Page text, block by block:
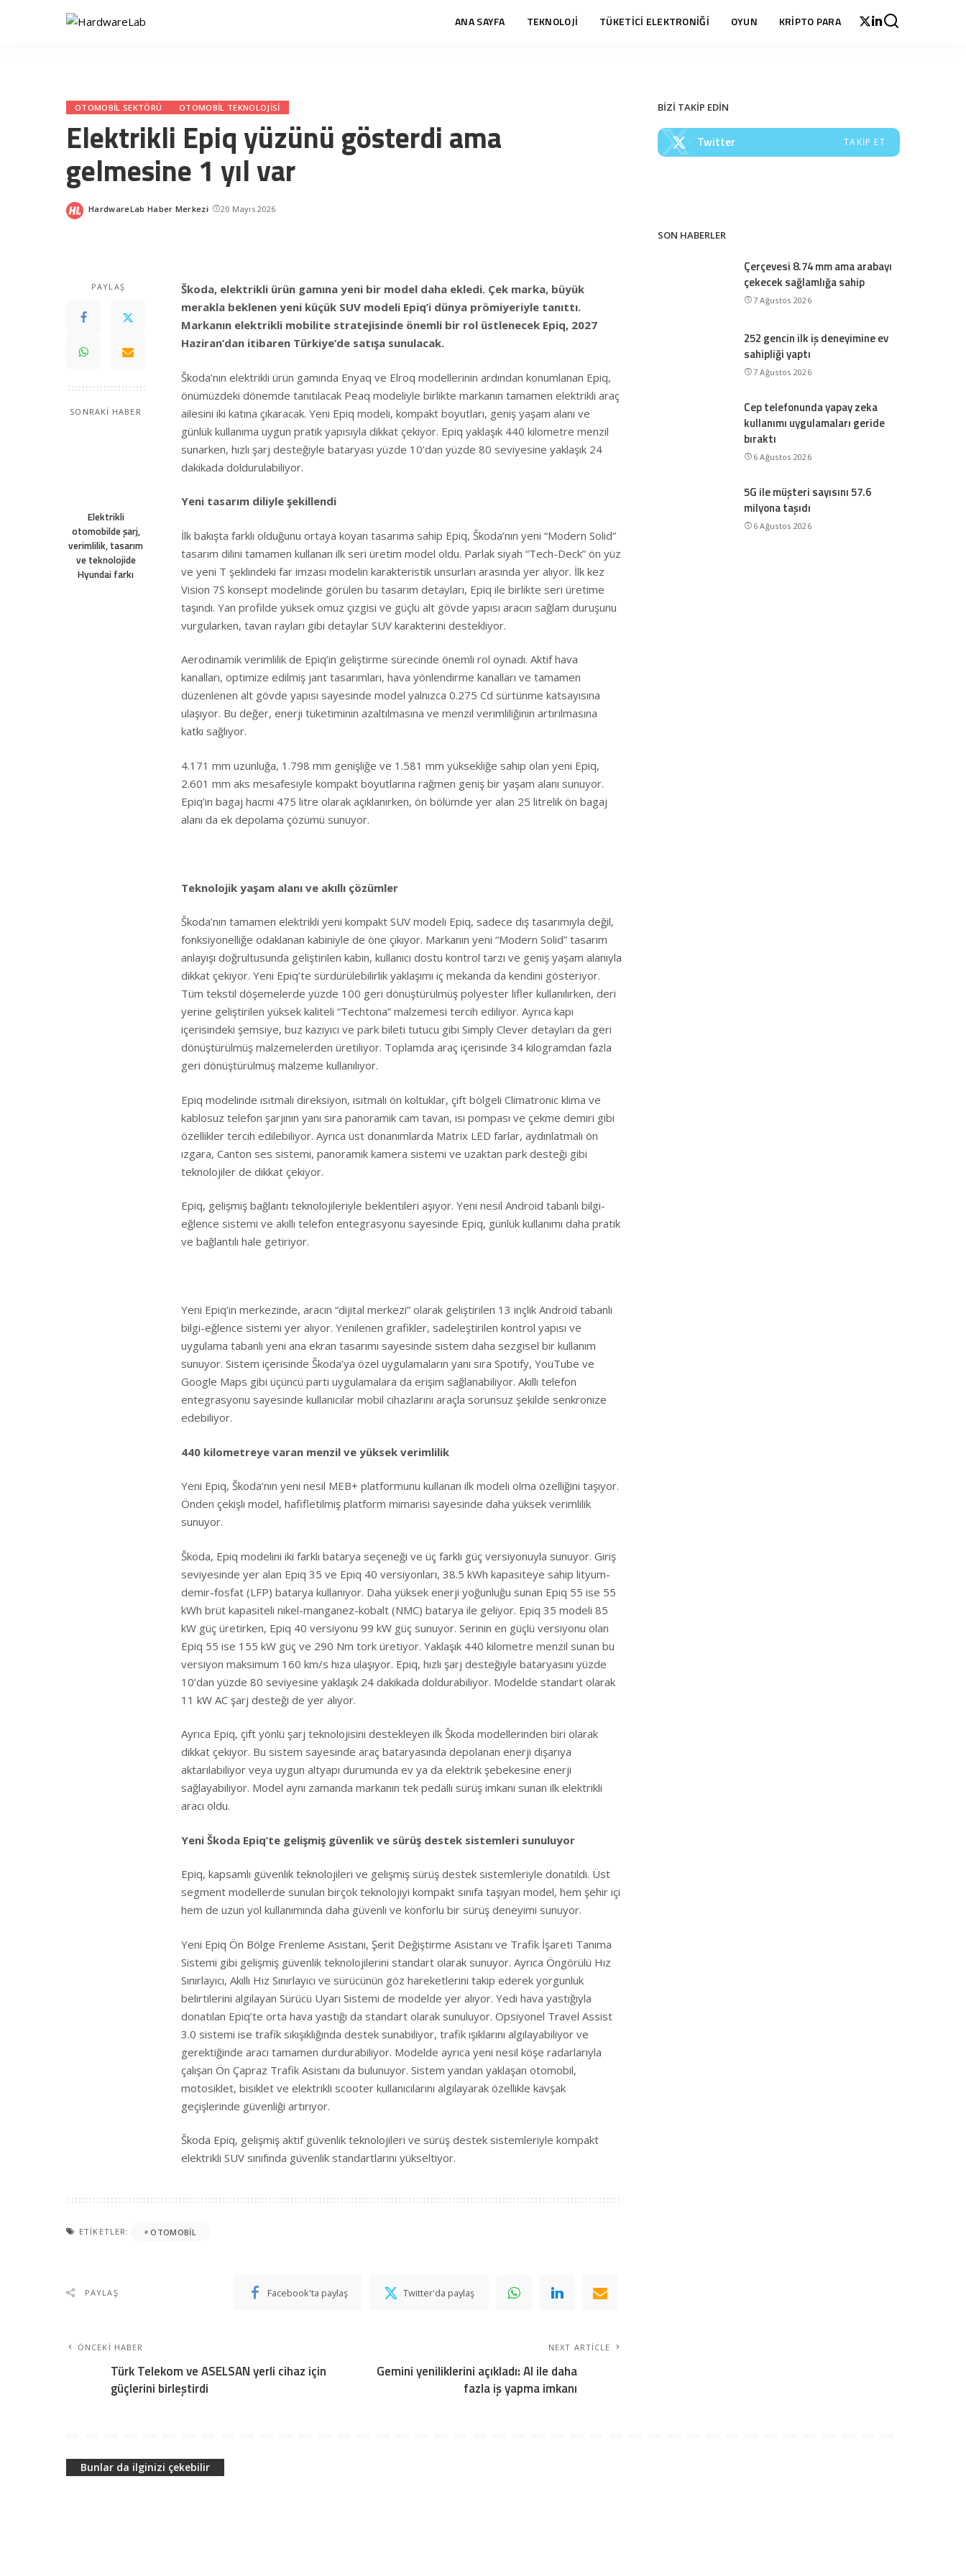
ANA SAYFA TEKNOLOJİ TÜKETİCİ ELEKTRONİĞİ OYUN KRİPTO PARA
OTOMOBIL SEKTÖRÜ OTOMOBIL TEKNOLOJISI
Elektrikli Epiq yüzünü gösterdi ama
gelmesine 1 yıl var
Posted
HardwareLab Haber Merkezi 20 Mayıs 2026
PAYLAŞ
SONRAKİ HABER
Elektrikli
otomobilde şarj,
verimlilik, tasarım
ve teknolojide
Hyundai farkı
Škoda, elektrikli ürün gamına yeni bir model daha ekledi. Çek marka, büyük
merakla beklenen yeni küçük SUV modeli Epiq’i dünya prömiyeriyle tanıttı.
Markanın elektrikli mobilite stratejisinde önemli bir rol üstlenecek Epiq, 2027
Haziran’dan itibaren Türkiye’de satışa sunulacak.
Škoda’nın elektrikli ürün gamında Enyaq ve Elroq modellerinin ardından konumlanan Epiq,
önümüzdeki dönemde tanıtılacak Peaq modeliyle birlikte markanın tamamen elektrikli araç
ailesini iki katına çıkaracak. Yeni Epiq modeli, kompakt boyutları, geniş yaşam alanı ve
günlük kullanıma uygun pratik yapısıyla dikkat çekiyor. Epiq yaklaşık 440 kilometre menzil
sunarken, hızlı şarj desteğiyle bataryası yüzde 10’dan yüzde 80 seviyesine yaklaşık 24
dakikada doldurulabiliyor.
Yeni tasarım diliyle şekillendi
İlk bakışta farklı olduğunu ortaya koyan tasarıma sahip Epiq, Škoda’nın yeni “Modern Solid”
tasarım dilini tamamen kullanan ilk seri üretim model oldu. Parlak siyah “Tech-Deck” ön yüz
ve yeni T şeklindeki far imzası modelin karakteristik unsurları arasında yer alıyor. İlk kez
Vision 7S konsept modelinde görülen bu tasarım detayları, Epiq ile birlikte seri üretime
taşındı. Yan profilde yüksek omuz çizgisi ve güçlü alt gövde yapısı aracın sağlam duruşunu
vurgularken, tavan rayları gibi detaylar SUV karakterini destekliyor.
Aerodinamik verimlilik de Epiq’in geliştirme sürecinde önemli rol oynadı. Aktif hava
kanalları, optimize edilmiş jant tasarımları, hava yönlendirme kanalları ve tamamen
düzenlenen alt gövde yapısı sayesinde model yalnızca 0.275 Cd sürtünme katsayısına
ulaşıyor. Bu değer, enerji tüketiminin azaltılmasına ve menzil verimliliğinin artırılmasına
katkı sağlıyor.
4.171 mm uzunluğa, 1.798 mm genişliğe ve 1.581 mm yüksekliğe sahip olan yeni Epiq,
2.601 mm aks mesafesiyle kompakt boyutlarına rağmen geniş bir yaşam alanı sunuyor.
Epiq’in bagaj hacmi 475 litre olarak açıklanırken, ön bölümde yer alan 25 litrelik ön bagaj
alanı da ek depolama çözümü sunuyor.
Teknolojik yaşam alanı ve akıllı çözümler
Škoda’nın tamamen elektrikli yeni kompakt SUV modeli Epiq, sadece dış tasarımıyla değil,
fonksiyonelliğe odaklanan kabiniyle de öne çıkıyor. Markanın yeni “Modern Solid” tasarım
anlayışı doğrultusunda geliştirilen kabin, kullanıcı dostu kontrol tarzı ve geniş yaşam alanıyla
dikkat çekiyor. Yeni Epiq’te sürdürülebilirlik yaklaşımı iç mekanda da kendini gösteriyor.
Tüm tekstil döşemelerde yüzde 100 geri dönüştürülmüş polyester lifler kullanılırken, deri
yerine geliştirilen yüksek kaliteli “Techtona” malzemesi tercih ediliyor. Ayrıca kapı
içerisindeki şemsiye, buz kazıyıcı ve park bileti tutucu gibi Simply Clever detayları da geri
dönüştürülmüş malzemelerden üretiliyor. Toplamda araç içerisinde 34 kilogramdan fazla
geri dönüştürülmüş malzeme kullanılıyor.
Epiq modelinde ısıtmalı direksiyon, ısıtmalı ön koltuklar, çift bölgeli Climatronic klima ve
kablosuz telefon şarjının yanı sıra panoramik cam tavan, ısı pompası ve çekme demiri gibi
özellikler tercih edilebiliyor. Ayrıca üst donanımlarda Matrix LED farlar, aydınlatmalı ön
ızgara, Canton ses sistemi, panoramik kamera sistemi ve uzaktan park desteği gibi
teknolojiler de dikkat çekiyor.
Epiq, gelişmiş bağlantı teknolojileriyle beklentileri aşıyor. Yeni nesil Android tabanlı bilgi-
eğlence sistemi ve akıllı telefon entegrasyonu sayesinde Epiq, günlük kullanımı daha pratik
ve bağlantılı hale getiriyor.
Yeni Epiq’in merkezinde, aracın “dijital merkezi” olarak geliştirilen 13 inçlik Android tabanlı
bilgi-eğlence sistemi yer alıyor. Yenilenen grafikler, sadeleştirilen kontrol yapısı ve
uygulama tabanlı yeni ana ekran tasarımı sayesinde sistem daha sezgisel bir kullanım
sunuyor. Sistem içerisinde Škoda’ya özel uygulamaların yanı sıra Spotify, YouTube ve
Google Maps gibi üçüncü parti uygulamalara da erişim sağlanabiliyor. Akıllı telefon
entegrasyonu sayesinde kullanıcılar mobil cihazlarını araçla sorunsuz şekilde senkronize
edebiliyor.
440 kilometreye varan menzil ve yüksek verimlilik
Yeni Epiq, Škoda’nın yeni nesil MEB+ platformunu kullanan ilk modeli olma özelliğini taşıyor.
Önden çekişli model, hafifletilmiş platform mimarisi sayesinde daha yüksek verimlilik
sunuyor.
Škoda, Epiq modelini iki farklı batarya seçeneği ve üç farklı güç versiyonuyla sunuyor. Giriş
seviyesinde yer alan Epiq 35 ve Epiq 40 versiyonları, 38.5 kWh kapasiteye sahip lityum-
demir-fosfat (LFP) batarya kullanıyor. Daha yüksek enerji yoğunluğu sunan Epiq 55 ise 55
kWh brüt kapasiteli nikel-manganez-kobalt (NMC) batarya ile geliyor. Epiq 35 modeli 85
kW güç üretirken, Epiq 40 versiyonu 99 kW güç sunuyor. Serinin en güçlü versiyonu olan
Epiq 55 ise 155 kW güç ve 290 Nm tork üretiyor. Yaklaşık 440 kilometre menzil sunan bu
versiyon maksimum 160 km/s hıza ulaşıyor. Epiq, hızlı şarj desteğiyle bataryasını yüzde
10’dan yüzde 80 seviyesine yaklaşık 24 dakikada doldurabiliyor. Modelde standart olarak
11 kW AC şarj desteği de yer alıyor.
Ayrıca Epiq, çift yönlü şarj teknolojisini destekleyen ilk Škoda modellerinden biri olarak
dikkat çekiyor. Bu sistem sayesinde araç bataryasında depolanan enerji dışarıya
aktarılabiliyor veya uygun altyapı durumunda ev ya da elektrik şebekesine enerji
sağlayabiliyor. Model aynı zamanda markanın tek pedallı sürüş imkanı sunan ilk elektrikli
aracı oldu.
Yeni Škoda Epiq’te gelişmiş güvenlik ve sürüş destek sistemleri sunuluyor
Epiq, kapsamlı güvenlik teknolojileri ve gelişmiş sürüş destek sistemleriyle donatıldı. Üst
segment modellerde sunulan birçok teknolojiyi kompakt sınıfa taşıyan model, hem şehir içi
hem de uzun yol kullanımında daha güvenli ve konforlu bir sürüş deneyimi sunuyor.
Yeni Epiq Ön Bölge Frenleme Asistanı, Şerit Değiştirme Asistanı ve Trafik İşareti Tanıma
Sistemi gibi gelişmiş güvenlik teknolojilerini standart olarak sunuyor. Ayrıca Öngörülü Hız
Sınırlayıcı, Akıllı Hız Sınırlayıcı ve sürücünün göz hareketlerini takip ederek yorgunluk
belirtilerini algılayan Sürücü Uyarı Sistemi de modelde yer alıyor. Yedi hava yastığıyla
donatılan Epiq’te orta hava yastığı da standart olarak sunuluyor. Opsiyonel Travel Assist
3.0 sistemi ise trafik sıkışıklığında destek sunabiliyor, trafik ışıklarını algılayabiliyor ve
gerektiğinde aracı tamamen durdurabiliyor. Modelde ayrıca yeni nesil köşe radarlarıyla
çalışan Ön Çapraz Trafik Asistanı da bulunuyor. Sistem yandan yaklaşan otomobil,
motosiklet, bisiklet ve elektrikli scooter kullanıcılarını algılayarak özellikle kavşak
geçişlerinde güvenliği artırıyor.
Škoda Epiq, gelişmiş aktif güvenlik teknolojileri ve sürüş destek sistemleriyle kompakt
elektrikli SUV sınıfında güvenlik standartlarını yükseltiyor.
ETIKETLER: OTOMOBIL
PAYLAŞ Facebook'ta paylaş Twitter'da paylaş
ÖNCEKI HABER
Türk Telekom ve ASELSAN yerli cihaz için
güçlerini birleştirdi
NEXT ARTICLE
Gemini yeniliklerini açıkladı: AI ile daha
fazla iş yapma imkanı
BİZİ TAKİP EDİN
Twitter TAKIP ET
SON HABERLER
Çerçevesi 8.74 mm ama arabayı
çekecek sağlamlığa sahip
7 Ağustos 2026
252 gencin ilk iş deneyimine ev
sahipliği yaptı
7 Ağustos 2026
Cep telefonunda yapay zeka
kullanımı uygulamaları geride
bıraktı
6 Ağustos 2026
5G ile müşteri sayısını 57.6
milyona taşıdı
6 Ağustos 2026
Bunlar da ilginizi çekebilir